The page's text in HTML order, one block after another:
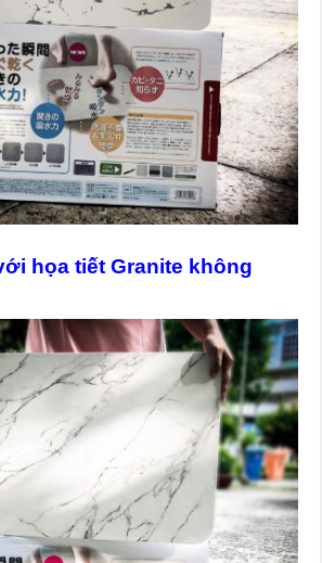
họa tiết Granite không